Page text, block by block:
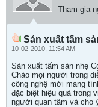
Tham gia
Sản xuất tấm
10-02-2010, 11:54 AM
Sản xuất tấm sàn nhẹ
Chào mọi người trong
công nghệ mới mang
đặc biệt hiệu quả trong
người quan tâm và cho